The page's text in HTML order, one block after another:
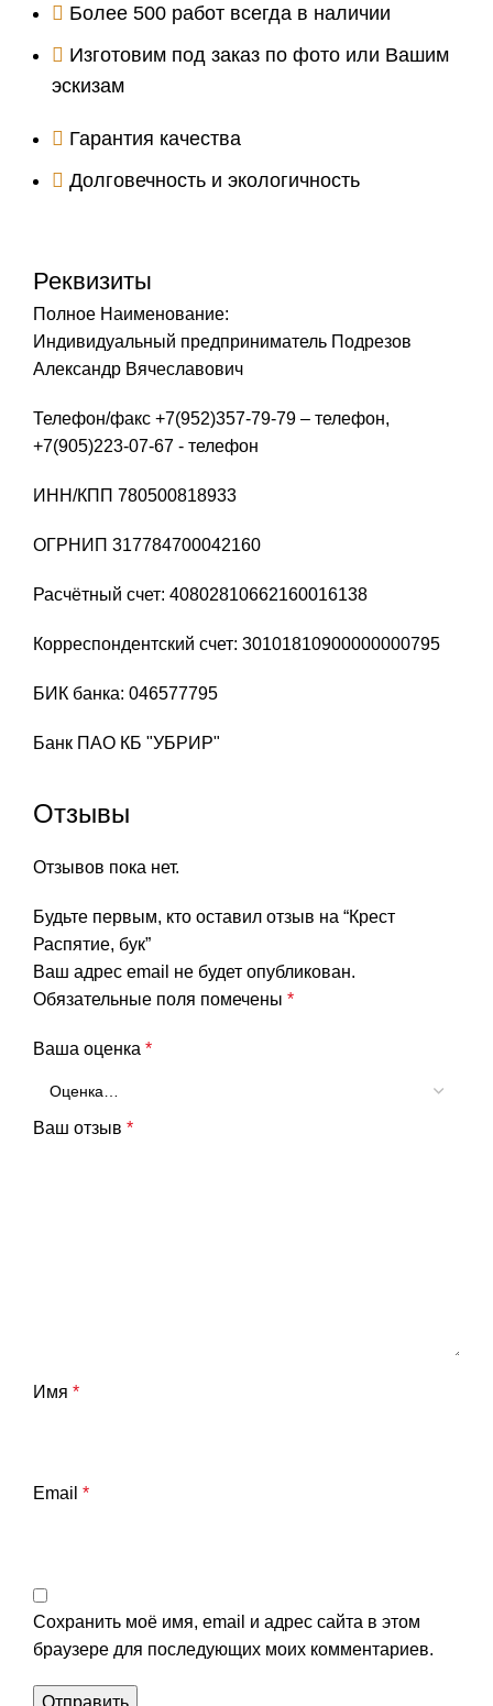
Более 500 работ всегда в наличии
Изготовим под заказ по фото или Вашим
эскизам
Гарантия качества
Долговечность и экологичность
Реквизиты
Полное Наименование:
Индивидуальный предприниматель Подрезов
Александр Вячеславович
Телефон/факс +7(952)357-79-79 – телефон,
+7(905)223-07-67 - телефон
ИНН/КПП 780500818933
ОГРНИП 317784700042160
Расчётный счет: 40802810662160016138
Корреспондентский счет: 30101810900000000795
БИК банка: 046577795
Банк ПАО КБ "УБРИР"
Отзывы
Отзывов пока нет.
Будьте первым, кто оставил отзыв на “Крест
Распятие, бук”
Ваш адрес email не будет опубликован.
Обязательные поля помечены *
Ваша оценка *
Ваш отзыв *
Имя *
Email *
Сохранить моё имя, email и адрес сайта в этом
браузере для последующих моих комментариев.